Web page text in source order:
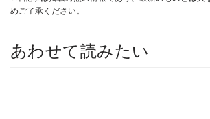
めご了承ください。
あわせて読みたい